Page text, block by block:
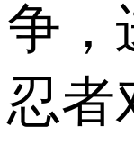
争，
忍者